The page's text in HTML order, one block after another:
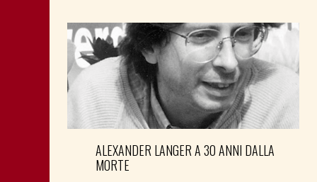
ALEXANDER LANGER A 30 ANNI DALLA
MORTE